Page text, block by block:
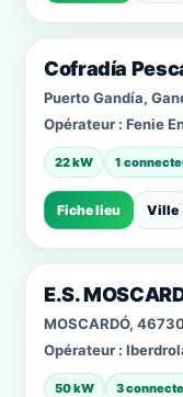
Cofradía
Puerto Gandía,
Opérateur : Fenie
22 kW 1
Fiche lieu Ville
E.S.
MOSCARDÓ,
Opérateur :
50 kW
3